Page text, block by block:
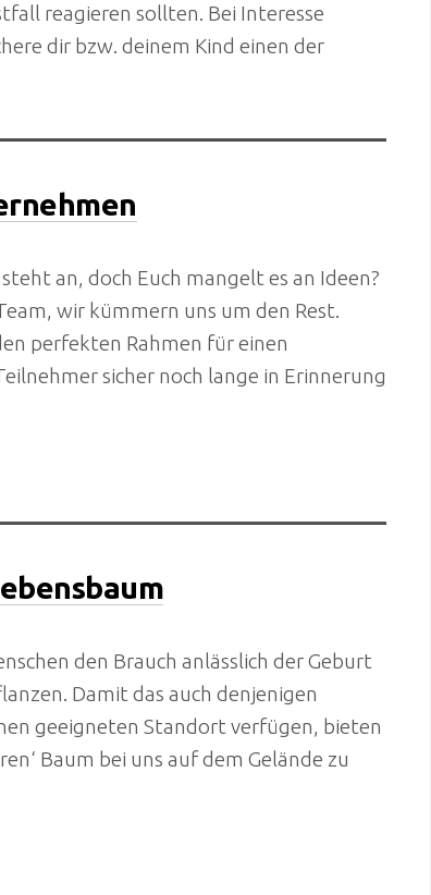
reagieren sollten. Bei Interesse
dir bzw. deinem Kind einen der
an, doch Euch mangelt es an Ideen?
wir kümmern uns um den Rest.
perfekten Rahmen für einen
sicher noch lange in Erinnerung
den Brauch anlässlich der Geburt
Damit das auch denjenigen
geeigneten Standort verfügen, bieten
Baum bei uns auf dem Gelände zu